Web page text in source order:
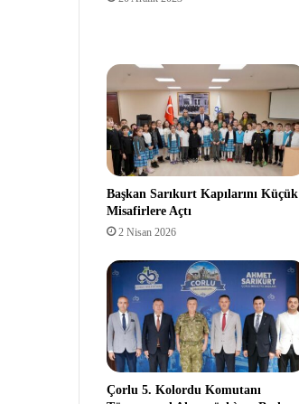
Başkan Sarıkurt Kapılarını Küçük
Misafirlere Açtı
2 Nisan 2026
Çorlu 5. Kolordu Komutanı